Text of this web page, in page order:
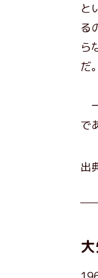
と
る
ら
だ
で
出